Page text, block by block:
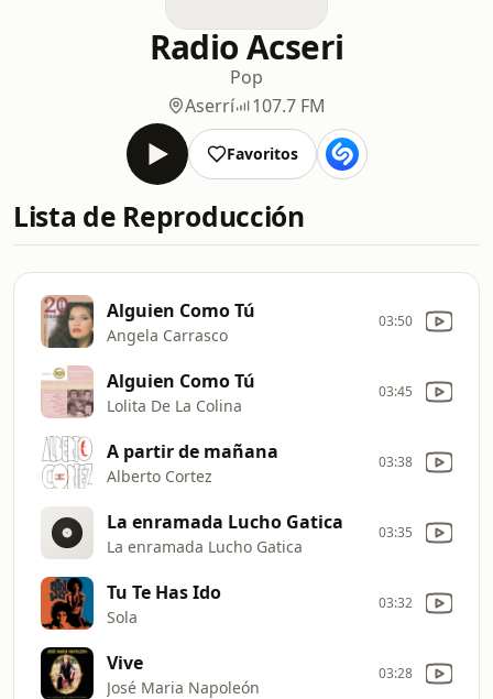
Radio Acseri
Pop
Aserrí
107.7 FM
Favoritos
Lista de Reproducción
Alguien Como Tú
Angela Carrasco
03:50
Alguien Como Tú
Lolita De La Colina
03:45
A partir de mañana
Alberto Cortez
03:38
La enramada Lucho Gatica
La enramada Lucho Gatica
03:35
Tu Te Has Ido
Sola
03:32
Vive
José Maria Napoleón
03:28